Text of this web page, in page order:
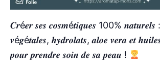
𝑪𝒓é𝒆𝒓 𝒔𝒆𝒔 𝒄𝒐𝒔𝒎é𝒕𝒊𝒒𝒖𝒆𝒔 100% 𝒏𝒂𝒕𝒖𝒓𝒆𝒍𝒔
𝒗é𝒈é𝒕𝒂𝒍𝒆𝒔, 𝒉𝒚𝒅𝒓𝒐𝒍𝒂𝒕𝒔, 𝒂𝒍𝒐𝒆 𝒗𝒆𝒓𝒂 𝒆𝒕 𝒉𝒖𝒊𝒍𝒆𝒔
𝒑𝒐𝒖𝒓 𝒑𝒓𝒆𝒏𝒅𝒓𝒆 𝒔𝒐𝒊𝒏 𝒅𝒆 𝒔𝒂 𝒑𝒆𝒂𝒖 !